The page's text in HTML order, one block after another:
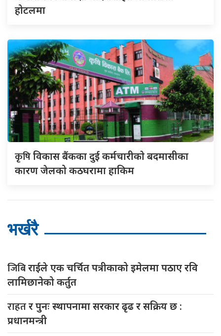
होटलमा
कृषिविकास बैंकका दुई कर्मचारीकाे बदमासीका
कारण जेलको कठघरामा हाकिम
भर्खरै
जिबिराईले एक चर्चित पत्रीकाको इमेलमा पठाए रवि
लामिछानेको कर्तुत
राहतर पुनः स्थापनामा सरकार ढृढ र सक्रिय छ :
प्रधानमन्त्री